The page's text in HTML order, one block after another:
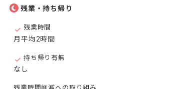
残業・持ち帰り
残業時間
月平均2時間
持ち帰り有無
なし